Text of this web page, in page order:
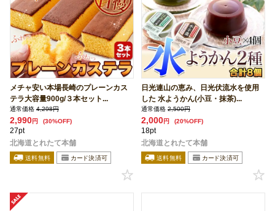
メチャ安い本場長崎のプレーンカス
テラ大容量900g/３本セット...
通常価格 4,298円
2,990円 (30%OFF)
27pt
北海道とれたて本舗
日光連山の恵み、日光伏流水を使用
した 水ようかん(小豆・抹茶)...
通常価格 2,500円
2,000円 (20%OFF)
18pt
北海道とれたて本舗